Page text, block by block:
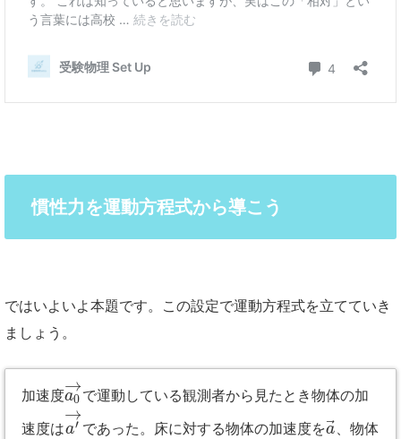
慣性力を運動方程式から導こう
ではいよいよ本題です。この設定で運動方程式を立てていき
ましょう。
加速度a0
→
で運動している観測者から見たとき物体の加
速度はa′
→
であった。床に対する物体の加速度をa 、物体